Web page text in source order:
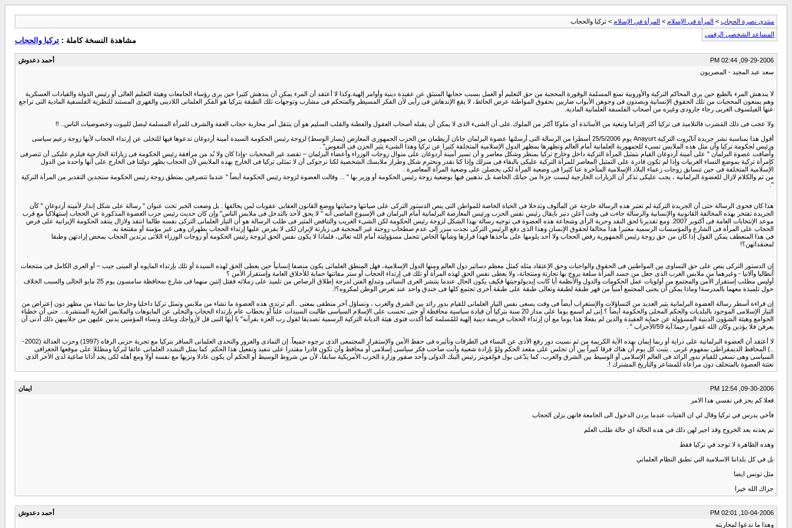
منتدى نصرة الحجاب > المرأة في الإسلام > المرأة في الإسلام > تركيا والحجاب
المساعد الشخصي الرقمي
مشاهدة النسخة كاملة : تركيا والحجاب
أحمد دعدوش
09-29-2006, 02:44 PM
سعد عبد المجيد - المصريون
لا يندهش المرء بالطبع حين يرى المحاكم التركية والأوروبية تمنع المسلمة الوقورة المحجبة من حق التعليم أو العمل بسبب حجابها المنبثق عن عقيدة دينية وأوامر إلهية.وكذا لا أعتقد أن المرء يمكن أن يندهش كثيرا حين يرى رؤساء الجامعات وهيئة التعليم العالى أو رئيس الدولة والقيادات العسكرية
وهم يمنعون المحجبات من تلك الحقوق الإنسانية ويصدون فى وجوهن الأبواب ضاربين بحقوق المواطنة عرض الحائط، لا يقع الإندهاش فى رأيى لأن الفكر المسيطر والمتحكم فى مشارب وتوجهات تلك الطبقة بتركيا هو الفكر العلمانى اللادينى والقهرى المستند للنظرية الفلسفية المادية التى تراجع
عنها الفيلسوف الغربى رجاء جارودى وغيره من أصحاب الفلسفة العلمانية المادية.
ولا عجب فى ذلك المَشرب فالتلاميذ فى تركيا أكثر إلتزاما وتبعية من الأساتذة أى ملوكا أكثر من الملوك.على أن الشىء الذى لا يمكن أن يقبله أصحاب العقول والفطنة والقلب السليم هو أن ينتقل أمر محاربة حجاب العفة والشرف للمرأة المسلمة ليصل للبيوت وخصوصيات الناس.. !!
أقول هذا بمناسبة نشر جريدة آنايُروت التركية Anayurt يوم 25/5/2006 أسطرا من الرسالة التى أرسلتها عضوة البرلمان جانان آريطمان من الحزب الجمهورى المعارض (يسار الوسط) لزوجة رئيس الحكومة السيدة أمينة أردوغان تدعوها فيها للتخلى عن إرتداء الحجاب لأنها زوجة زعيم سياسى
ورئيس لحكومة تركيا وأن مثل هذه الملابس تسىء للجمهورية العلمانية أمام العالم وتظهرها بمظهر الدول الإسلامية المتخلفة كثيرا عن تركيا وهذا الشىء يثير الحزن فى النفوس" .
وأضافت عضوة البرلمان " على أمينة أردوغان القيام بتمثيل المرأة التركية داخل وخارج تركيا بمنظر وشكل معاصر و أن تسير أمينة أردوغان على منوال زوجات الوزراء وأعضاء البرلمان – تقصد غير المحجبات -وإذا كان ولا بُد من مرافقة رئيس الحكومة فى زياراتة الخارجية فيلزم عليكى أن تتصرفى
كإمرأة تركية بموضع النساء الغربيات وإذا لم تكون قادرة على التمثيل المعاصر للمرأة التركية عليكى بالبقاء فى منزلك وإذا كنا نقدر ونحترم شكل وطراز ملابسك الشخصية لكنا نرجوكى أن لا تمثلى تركيا فى الخارج بهذه الملابس لأن الحجاب يظهر دولتنا فى الخارج على أنها واحدة من الدول
الإسلامية المتخلفة فى حين تتسابق زوجات زعماء البلاد الإسلامية المتأخرة عنا كثيرا فى وضعية المرأة لكى يحصلن على وضعية المرأة المعاصرة .
من ثم والكلام لازال للعضوة البرلمانية ، يجب عليكى تذكر أن الزيارات الخارجية ليست جزءا من حياتك الخاصة بل تذهبين فيها بوضعية زوجة رئيس الحكومة أو وزير بها " ... وقالت العضوة لزوجة رئيس الحكومة أيضاً " عندما تتصرفين بمنطق زوجة رئيس الحكومة ستجدين التقدير من المرأة التركية
".
هذا كان فحوى الرسالة حتى أن الجريدة التركية لم تعتبر هذه الرسالة خارجة عن المألوف وتدخلا فى الحياة الخاصة للمواطن التى ينص الدستور التركى على صيانتها وحمايتها ووضع القانون العقابى عقوبات لمن يخالفها . بل وضعت الخبر تحت عنوان " رسالة على شكل إنذار لأمينة أردوغان " كأن
الجريدة تفتخر بهذه المخالفة القانونية والإنسانية والرسالة جاءت فى وقت أعلن دنيز بايقال رئيس نفس الحزب ورئيس المعارضة البرلمانية أمام البرلمان فى الإسبوع الماضى أنه " لا يحق لأحد بالتدخل فى ملابس الناس" وإن كان حديث رئيس حزب العضوة المذكورة عن الحجاب إستهلاكياً مع قرب
موعد الإنتخابات العامة فى أكتوبر 2007. ومع تقديرنا لحق النقد وحرية الرأى وشجاعة هذه العضوة فى توجيه رسالة بهذا الشكل لزوجة رئيس الحكومة لكن الشىء الغريب والتناقض المثير فى طلب الرسالة هو أن التيار العلمانى التركى نفسه طالما انتقد ولازال ينتقد الحكومة الإيرانية على فرض
الحجاب على المرأة فى الشارع والمؤسسات الرسمية معتبرا هذا مخالفا لحقوق الإنسان وهذا الذى دفع الرئيس التركى نجدت سزر إلى عدم صطحاب زوجتة غير المحجبة فى زيارتة لإيران لكى لا يفرض عليها إرتداء الحجاب بطهران وهى غير مؤمنة أو مقتنعة به.
فى هذا المنعطف يمكن القول إذا كان من حق زوجة رئيس الجمهورية رفض الحجاب ولا أحد يلومها على مأخذها فهذا قرارها وشأنها الخاص تتحمل مسؤوليتة أمام الله تعالى، فلماذا لا يكون نفس الحق لزوجة رئيس الحكومة أو زوجات الوزراء اللاتى يرتدين الحجاب بمحض إرادتهن وطبقا
لمعتقداتهن؟!
إن الدستور التركى ينص على حق التساوى بين المواطنين فى الحقوق والواجبات وحق الإعتقاد مثله كمثل معظم دساتير دول العالم ومنها الدول الإسلامية، فهل المنطق العلمانى يكون منصفا إنسانياً حين يعطى الحق لهذه السيدة أو تلك بإرتداء المايوه أو المينى جيب – أو العرى الكامل فى منتجعات
آنطاليا وآلانيا - وغيرهما من ملابس الغرب الذى جعل من جسد المرأة سلعة يروج بها تجارتة ومنتجاتة، ولا يعطى نفس الحق لهذه المرأة أو تلك فى إرتداء الحجاب أو ستر مفاتنها حماية للأخلاق العامة وإستقرار الأمن ؟
أوليس مطلب إستقرار الأمن والمجتمع من أولويات عمل الحكومات والدول والأنظمة أيا كانت إيديولوجيتها فكيف يكون الحال عندما ينتشر العرى النسائى وتندلع الفتن لدرجة إطلاق الرصاص من تلميذ على زملائه فقتل إثنين منهما فى شارع بمحافظة سامسون يوم 25 مايو الحالى والسبب الخلاف
حول تلميذة معهما بالمدرسة! وماذا يمكن أن يجنى المجتمع أمنياً من قهر طبقة لطبقة وتعالى طبقة على طبقة أخرى تجتمع كلها فى خندق واحد عند تعرض الوطن لمكروه؟!.
إن قراءة أسطر رسالة العضوة البرلمانية يثير العديد من التساؤلات والإستغراب أيضاً فى وقت يسعى نفس التيار العلمانى للقيام بدور رائد بين الشرق والغرب ، وتساؤل أخر منطقى بمعنى ..ألم ترتدى هذه العضوة ما تشاء من ملابس وتمثل تركيا داخليا وخارجيا بما تشاء من مظهر دون إعتراض من
التيار الإسلامى الموجود بالبلديات والحكم المحلى والحكومة أيضاً ؟.إنى لم أسمع يوما على مدار 20 سنة بتركيا أن قيادة سياسية محافظة أو حتى تحسب على الإسلام السياسى طالبت السيدات علناً أو بخطاب عام بإرتداء الحجاب والتخلى عن المايوهات والملابس العارية المنتشرة... حتى أن خطباء
الجوامع وهيئة الشؤون الدينية المسؤولة عن حماية العقيدة والدين لم يفعلا هذا يوما مع أن إرتداء الحجاب فريضة دينية إلهية للمُسلمة كما أكدت فتوى هيئة الديانة التركية الرسمية تصديقا لقول رب العزة بقرآنه" يا آيها النبى قل لأزواجك وبناتك ونساء المؤمنين يدنين عليهن من جلابيبهن ذلك أدنى أن
يعرفن فلا يؤذين وكان الله غفورا رحيما:آية 59/الأحزاب " .
لا أعتقد أن العضوة البرلمانية على دراية أو ربما إيمان بهذه الآية الكريمة من ثم نسيت دور رفع الأذى عن النساء فى الطرقات وتأثيره فى حفظ الأمن والإستقرار المجتمعى الذى نرجوه جميعاً. إن التمادى والغرور والتحدى العلمانى السافر بتركيا مع تجربة حزبى الرفاه (1997) وحزب العدالة (2002-
..) المحافظ الديمقراطى بمفهوم غربى . يثبت كل يوم أن هناك فرقا كبيراً بين أن تجلس على مقعد الحكم ولوّ بإرادة شعبية وأنت صاحب فكر سياسى إسلامى أو محافظ وأن تكون قادرا مقتدرا على تنفيذ وتفعيل هذا الحكم. كما يمثل التشدد العلمانى عائقا لتركيا ومظللا على موقعها الجغرافى
السياسى وهى تسعى للقيام بدور الرائد فى العالم الإسلامى أو الوسيط بين الشرق والغرب، كما يدّعى بول فولفويتز رئيس البنك الدولى وأحد صقور وزارة الحرب الأمريكية سابقاً، لأن من شروط الوسيط أو الحكم أن يكون عادلا ونزيها مع نفسه أولا ومع أهله لكى يجد أذانا صاغية لدى الأخر الذى
نعتتة العضوة بالمتخلف دون مراعاة للمشاعر والتاريخ المشترك !.
ايمان
09-30-2006, 12:54 PM
فعلا كم يحز في نفسي هدا الامر
فأخي يدرس في تركيا وقال لي ان الفتيات عندما يردن الدخول الى الجامعة فانهن يزلن الحجاب
تم يعدنه بعد الخروج وقد اجير لهن دلك في هده الحالة اي حالة طلب العلم
وهده الظاهرة لا توجد في تركيا فقط
بل في كل بلداننا الاسلامية التي تطبق النظام العلماني
مثل تونس ايضا
جزاك الله خيرا
أحمد دعدوش
10-04-2006, 02:01 PM
وهذا ما ندعوا لمحاربته